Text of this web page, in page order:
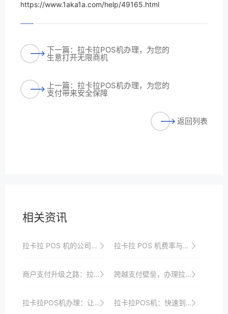
https://www.1aka1a.com/help/49165.html
下一篇：拉卡拉POS机办理，为您的
生意打开无限商机
上一篇：拉卡拉POS机办理，为您的
支付带来安全保障
返回列表
相关资讯
拉卡拉 POS 机的公司文化与产品服务的融合 拉卡拉 POS 机费率与商户盈利能力
商户支付升级之路：拉卡拉POS机申请与操作指南 跨越支付壁垒，办理拉卡拉POS机开启新商机
拉卡拉POS机办理：让支付变得更加简单高效 拉卡拉POS机：快速到账，资金无忧，商家必备